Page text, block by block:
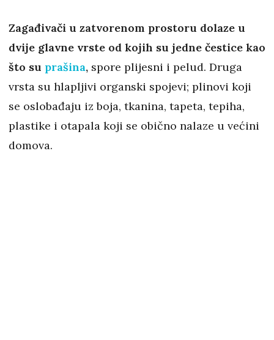
Zagađivači u zatvorenom prostoru dolaze u
dvije glavne vrste od kojih su jedne čestice kao
što su prašina, spore plijesni i pelud. Druga
vrsta su hlapljivi organski spojevi; plinovi koji
se oslobađaju iz boja, tkanina, tapeta, tepiha,
plastike i otapala koji se obično nalaze u većini
domova.